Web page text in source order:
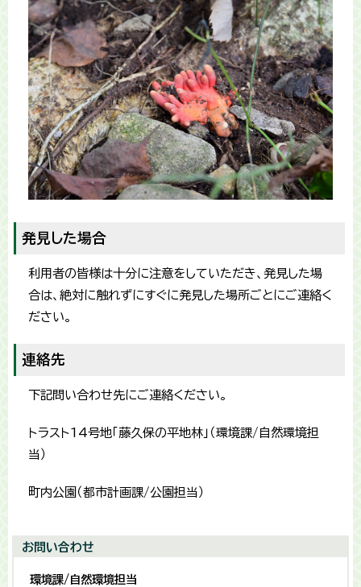
発見した場合
利用者の皆様は十分に注意をしていただき、発見した場
合は、絶対に触れずにすぐに発見した場所ごとにご連絡く
ださい。
連絡先
下記問い合わせ先にご連絡ください。
トラスト14号地「藤久保の平地林」（環境課/自然環境担
当）
町内公園（都市計画課/公園担当）
お問い合わせ
環境課/自然環境担当